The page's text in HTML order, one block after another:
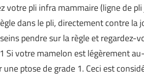
pli infra mammaire (ligne de
dans le pli, directement contre la
pendre sur la règle et regardez-
Si votre mamelon est légèrement
ptose de grade 1. Ceci est